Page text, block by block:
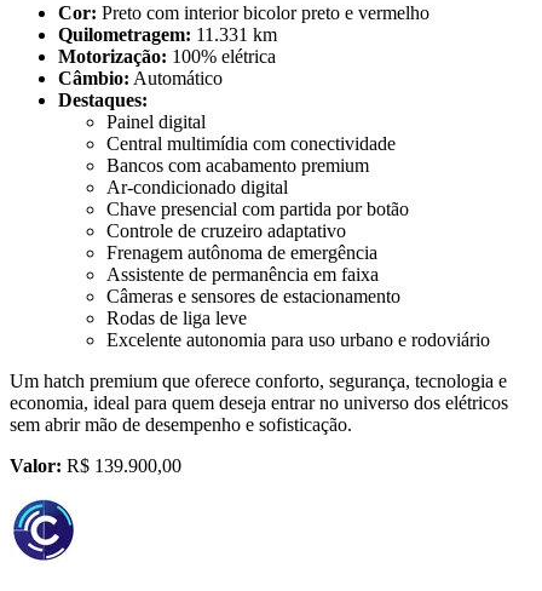
Cor: Preto com interior bicolor preto e vermelho
Quilometragem: 11.331 km
Motorização: 100% elétrica
Câmbio: Automático
Destaques:
Painel digital
Central multimídia com conectividade
Bancos com acabamento premium
Ar-condicionado digital
Chave presencial com partida por botão
Controle de cruzeiro adaptativo
Frenagem autônoma de emergência
Assistente de permanência em faixa
Câmeras e sensores de estacionamento
Rodas de liga leve
Excelente autonomia para uso urbano e rodoviário
Um hatch premium que oferece conforto, segurança, tecnologia e
economia, ideal para quem deseja entrar no universo dos elétricos
sem abrir mão de desempenho e sofisticação.
Valor: R$ 139.900,00